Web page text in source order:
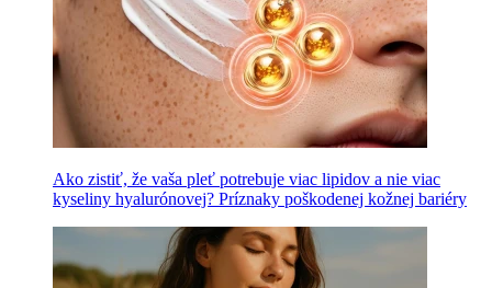
Ako zistiť, že vaša pleť potrebuje viac lipidov a nie viac
kyseliny hyalurónovej? Príznaky poškodenej kožnej bariéry